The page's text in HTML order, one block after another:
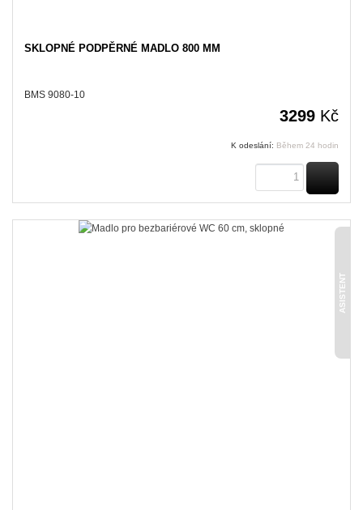
SKLOPNÉ PODPĚRNÉ MADLO 800 MM
BMS 9080-10
3299 Kč
K odeslání: Během 24 hodin
ASISTENT